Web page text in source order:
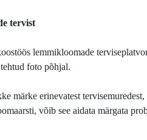
tervist
lemmikloomade
foto põhjal.
märke erinevatest
võib see aidata märgata